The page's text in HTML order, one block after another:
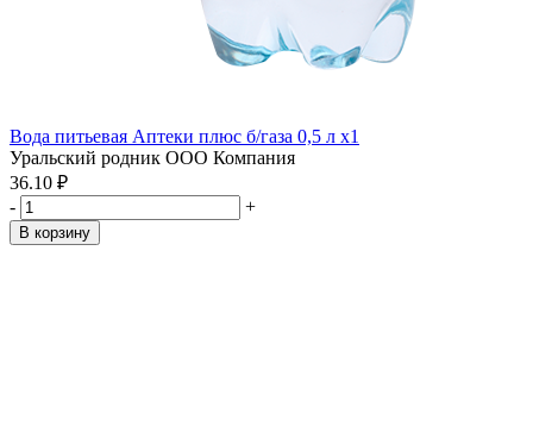
Вода питьевая Аптеки плюс б/газа 0,5 л x1
Уральский родник ООО Компания
36.10 ₽
-
+
В корзину